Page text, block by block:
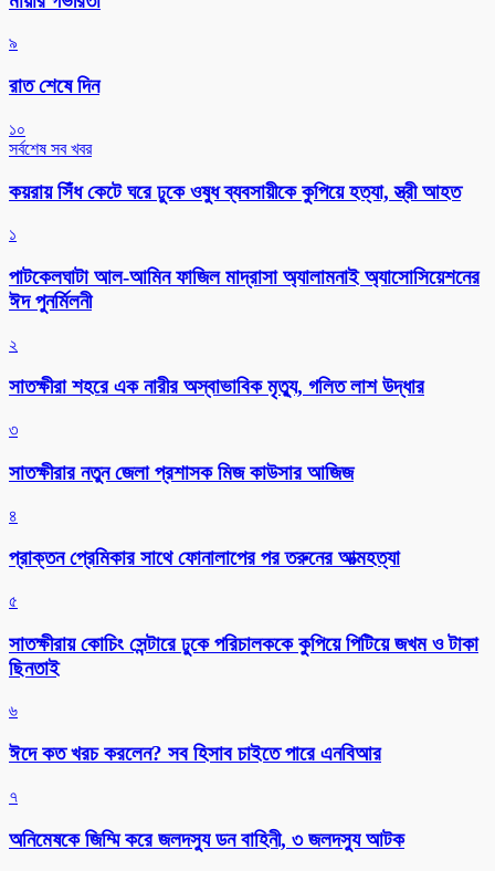
৯
রাত শেষে দিন
১০
সর্বশেষ সব খবর
কয়রায় সিঁধ কেটে ঘরে ঢুকে ওষুধ ব্যবসায়ীকে কুপিয়ে হত্যা, স্ত্রী আহত
১
পাটকেলঘাটা আল-আমিন ফাজিল মাদ্রাসা অ্যালামনাই অ্যাসোসিয়েশনের
ঈদ পুনর্মিলনী
২
সাতক্ষীরা শহরে এক নারীর অস্বাভাবিক মৃত্যু, গলিত লাশ উদ্ধার
৩
সাতক্ষীরার নতুন জেলা প্রশাসক মিজ কাউসার আজিজ
৪
প্রাক্তন প্রেমিকার সাথে ফোনালাপের পর তরুনের আত্মহত্যা
৫
সাতক্ষীরায় কোচিং সেন্টারে ঢুকে পরিচালককে কুপিয়ে পিটিয়ে জখম ও টাকা
ছিনতাই
৬
ঈদে কত খরচ করলেন? সব হিসাব চাইতে পারে এনবিআর
৭
অনিমেষকে জিম্মি করে জলদস্যু ডন বাহিনী, ৩ জলদস্যু আটক